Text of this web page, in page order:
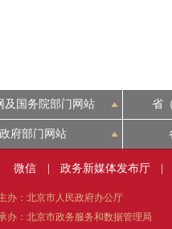
及国务院部门网站 省
府部门网站
微信 政务新媒体发布厅
办：北京市人民政府办公厅
办：北京市政务服务和数据管理局